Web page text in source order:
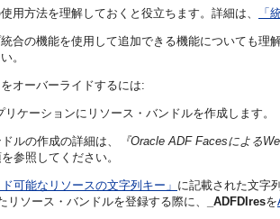
用方法を理解しておくと役立ちます。詳細は、 「
合の機能を使用して追加できる機能についても理
。
オーバーライドするには:
リケーションにリソース・バンドルを作成します。
ルの作成の詳細は、
『Oracle ADF Facesによる
参照してください。
ド可能なリソースの文字列キー」 に記載された文字
リソース・バンドルを登録する際に、 _ADFDIresを